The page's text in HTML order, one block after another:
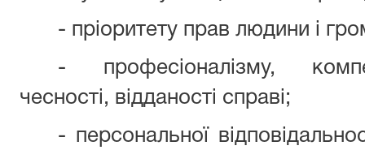
- пріоритету прав людини і
- професіоналізму,
чесності, відданості справі;
- персональної